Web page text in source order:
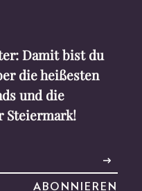
Damit bist du
die heißesten
und die
Steiermark!